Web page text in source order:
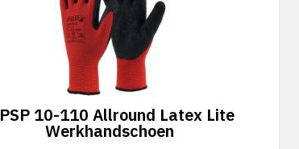
PSP 10-110 Allround Latex Lite
Werkhandschoen